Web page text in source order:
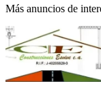
Más anuncios de